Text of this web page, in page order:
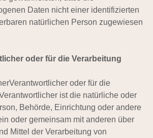
Daten nicht einer identifizierten
natürlichen Person zugewiesen
oder für die Verarbeitung
oder für die
ist die natürliche oder
Behörde, Einrichtung oder andere
oder gemeinsam mit anderen über
Mittel der Verarbeitung von